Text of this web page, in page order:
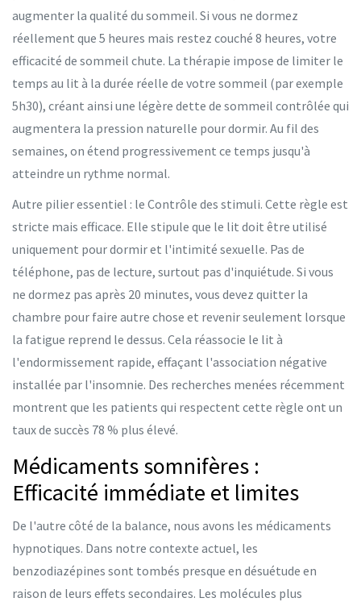
augmenter la qualité du sommeil. Si vous ne dormez
réellement que 5 heures mais restez couché 8 heures, votre
efficacité de sommeil chute. La thérapie impose de limiter le
temps au lit à la durée réelle de votre sommeil (par exemple
5h30), créant ainsi une légère dette de sommeil contrôlée qui
augmentera la pression naturelle pour dormir. Au fil des
semaines, on étend progressivement ce temps jusqu'à
atteindre un rythme normal.
Autre pilier essentiel : le Contrôle des stimuli. Cette règle est
stricte mais efficace. Elle stipule que le lit doit être utilisé
uniquement pour dormir et l'intimité sexuelle. Pas de
téléphone, pas de lecture, surtout pas d'inquiétude. Si vous
ne dormez pas après 20 minutes, vous devez quitter la
chambre pour faire autre chose et revenir seulement lorsque
la fatigue reprend le dessus. Cela réassocie le lit à
l'endormissement rapide, effaçant l'association négative
installée par l'insomnie. Des recherches menées récemment
montrent que les patients qui respectent cette règle ont un
taux de succès 78 % plus élevé.
Médicaments somnifères :
Efficacité immédiate et limites
De l'autre côté de la balance, nous avons les médicaments
hypnotiques. Dans notre contexte actuel, les
benzodiazépines sont tombés presque en désuétude en
raison de leurs effets secondaires. Les molécules plus